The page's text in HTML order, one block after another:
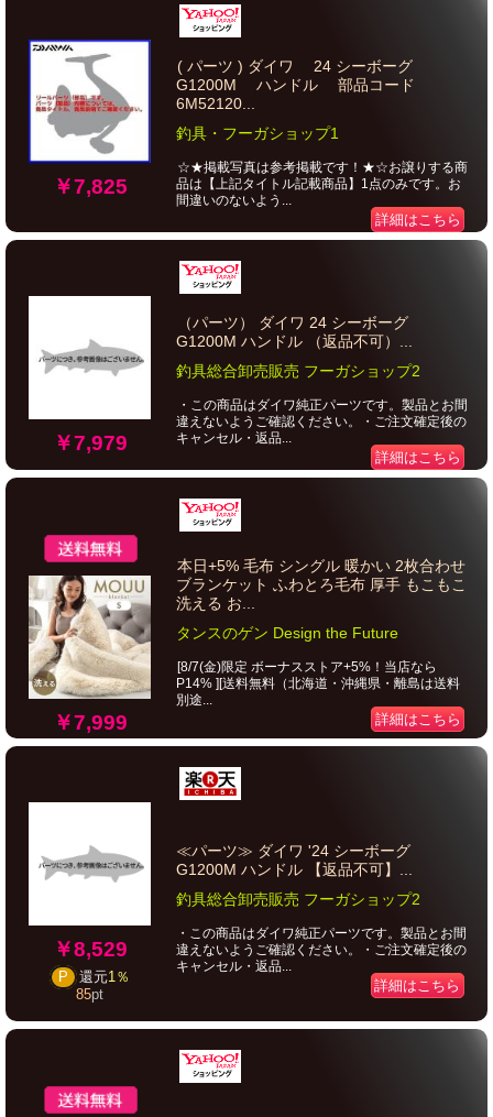
￥7,825
( パーツ ) ダイワ 24 シーボーグ
G1200M ハンドル 部品コード
6M52120...
釣具・フーガショップ1
☆★掲載写真は参考掲載です！★☆お譲りする商
品は【上記タイトル記載商品】1点のみです。お
間違いのないよう...
詳細はこちら
￥7,979
（パーツ） ダイワ 24 シーボーグ
G1200M ハンドル （返品不可）...
釣具総合卸売販売 フーガショップ2
・この商品はダイワ純正パーツです。製品とお間
違えないようご確認ください。・ご注文確定後の
キャンセル・返品...
詳細はこちら
￥7,999
本日+5% 毛布 シングル 暖かい 2枚合わせ
ブランケット ふわとろ毛布 厚手 もこもこ
洗える お...
タンスのゲン Design the Future
[8/7(金)限定 ボーナスストア+5%！当店なら
P14% ][送料無料（北海道・沖縄県・離島は送料
別途...
詳細はこちら
￥8,529
P 還元1％
85pt
≪パーツ≫ ダイワ '24 シーボーグ
G1200M ハンドル 【返品不可】...
釣具総合卸売販売 フーガショップ2
・この商品はダイワ純正パーツです。製品とお間
違えないようご確認ください。・ご注文確定後の
キャンセル・返品...
詳細はこちら